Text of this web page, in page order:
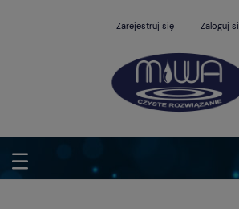
Zarejestruj się Zaloguj